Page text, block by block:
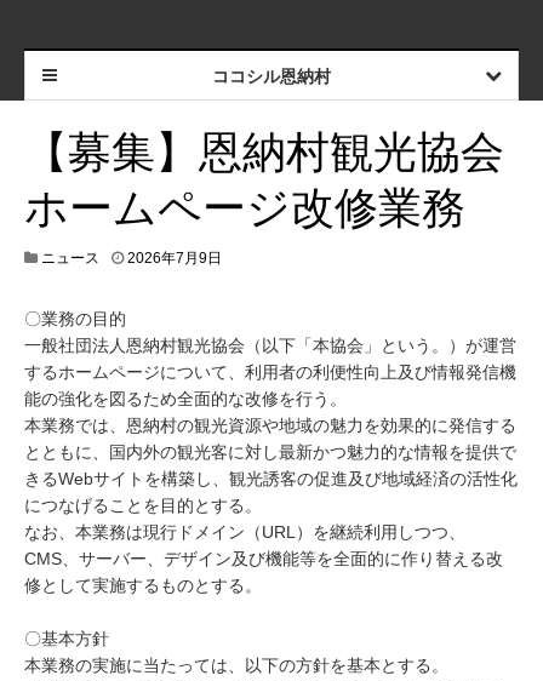
ココシル恩納村
【募集】恩納村観光協会
ホームページ改修業務
ニュース 2026年7月9日
〇業務の目的
一般社団法人恩納村観光協会（以下「本協会」という。）が運営
するホームページについて、利用者の利便性向上及び情報発信機
能の強化を図るため全面的な改修を行う。
本業務では、恩納村の観光資源や地域の魅力を効果的に発信する
とともに、国内外の観光客に対し最新かつ魅力的な情報を提供で
きるWebサイトを構築し、観光誘客の促進及び地域経済の活性化
につなげることを目的とする。
なお、本業務は現行ドメイン（URL）を継続利用しつつ、
CMS、サーバー、デザイン及び機能等を全面的に作り替える改
修として実施するものとする。
〇基本方針
本業務の実施に当たっては、以下の方針を基本とする。